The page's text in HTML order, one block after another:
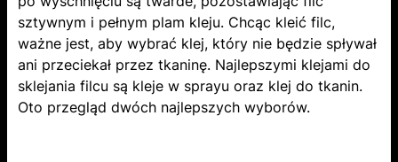
sztywnym i pełnym plam kleju. Chcąc kleić filc,
ważne jest, aby wybrać klej, który nie będzie spływał
ani przeciekał przez tkaninę. Najlepszymi klejami do
sklejania filcu są kleje w sprayu ​oraz​ klej do tkanin.
Oto przegląd dwóch najlepszych wyborów.